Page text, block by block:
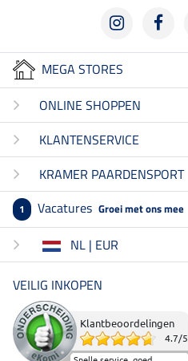
MEGA STORES
ONLINE SHOPPEN
KLANTENSERVICE
KRAMER PAARDENSPORT
1 Vacatures Groei met ons mee
NL | EUR
VEILIG INKOPEN
Klantbeoordelingen
4.7/5